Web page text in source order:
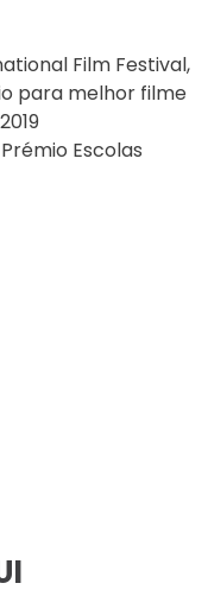
Film Festival,
para melhor filme
Escolas